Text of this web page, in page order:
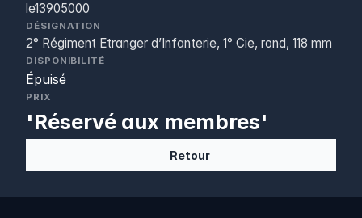
le13905000
DÉSIGNATION
2° Régiment Etranger d’Infanterie, 1° Cie, rond, 118 mm
DISPONIBILITÉ
Épuisé
PRIX
'Réservé aux membres'
Retour